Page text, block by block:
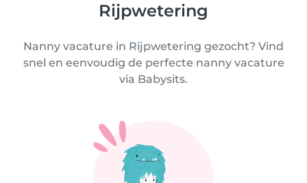
Rijpwetering
Nanny vacature in Rijpwetering gezocht? Vind
snel en eenvoudig de perfecte nanny vacature
via Babysits.